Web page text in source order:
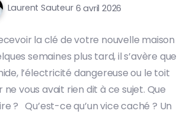
Laurent Sauteur 6 avril 2026
la clé de votre nouvelle maison
semaines plus tard, il s’avère que
l’électricité dangereuse ou le toit
ne vous avait rien dit à ce sujet. Que
? Qu’est-ce qu’un vice caché ? Un